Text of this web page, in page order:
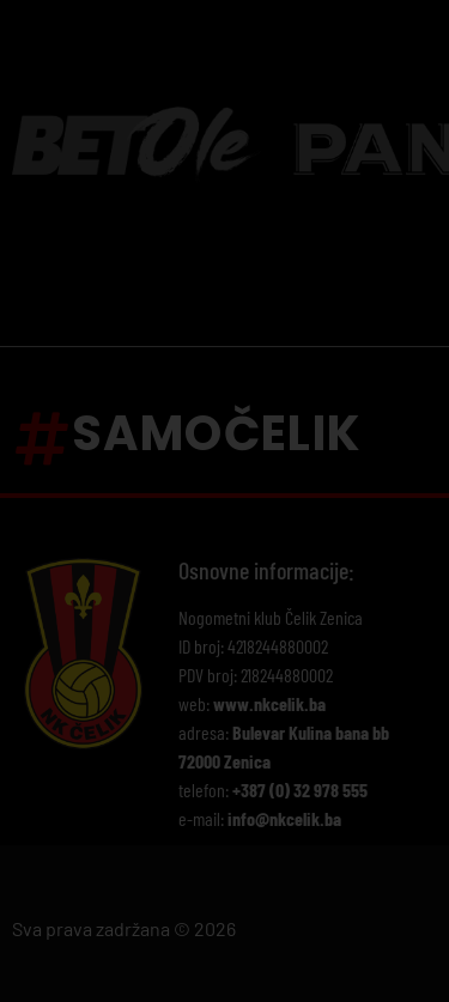
SAMOČELIK
Osnovne informacije:
Nogometni klub Čelik Zenica
ID broj: 4218244880002
PDV broj: 218244880002
web: www.nkcelik.ba
adresa: Bulevar Kulina bana bb
72000 Zenica
telefon: +387 (0) 32 978 555
e-mail: info@nkcelik.ba
Sva prava zadržana © 2026